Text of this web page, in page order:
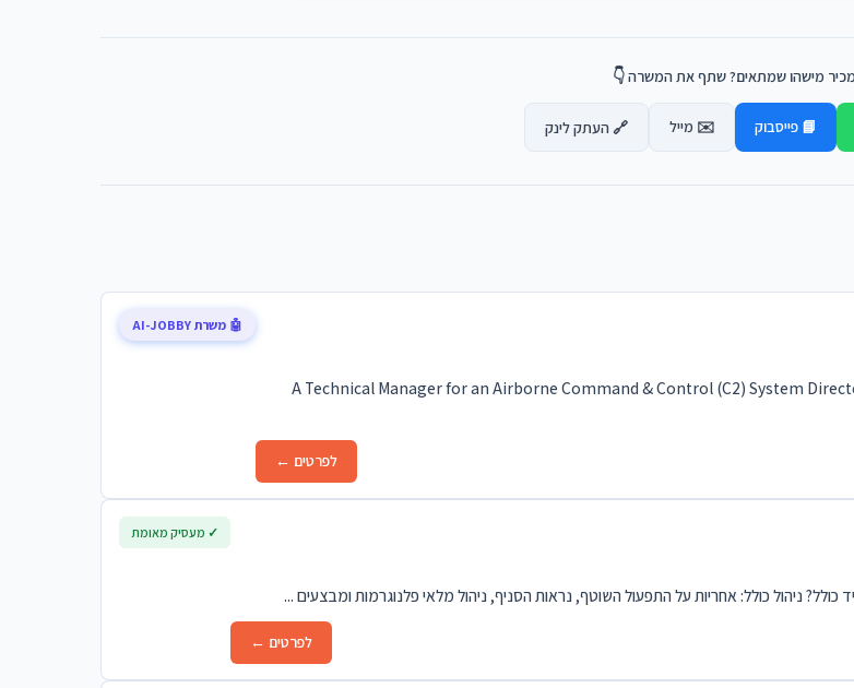
מכיר מישהו שמתאים? שתף את המשרה 👇
📘 פייסבוק ✉️ מייל 🔗 העתק לינק
A Technical Manager for an Airborne Command & Control (C2) System
לפרטים ←
🤖 משרת AI-JOBBY
ניהול כולל: אחריות על התפעול השוטף, נראות הסניף, ניהול מלאי פלנוגרמות ומבצעים ...
לפרטים ←
✓ מעסיק מאומת